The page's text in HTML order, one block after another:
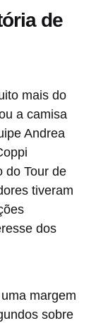
de
mais do
a camisa
Andrea
do Tour de
tiveram
dos
margem
sobre